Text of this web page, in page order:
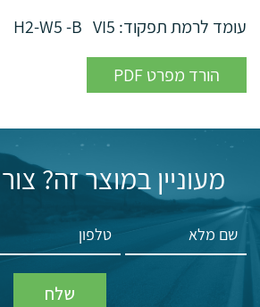
עומד לרמת תפקוד: H2-W5 -B VI5
PDF הורד מפרט
מעוניין במוצר זה?